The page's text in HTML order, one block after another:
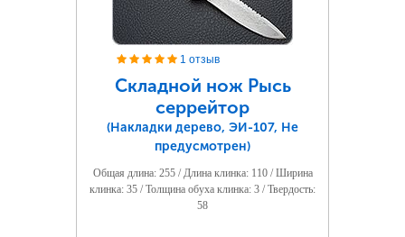
1 отзыв
Складной нож Рысь
серрейтор
(Накладки дерево, ЭИ-107, Не
предусмотрен)
Общая длина: 255 / Длина клинка: 110 / Ширина
клинка: 35 / Толщина обуха клинка: 3 / Твердость:
58